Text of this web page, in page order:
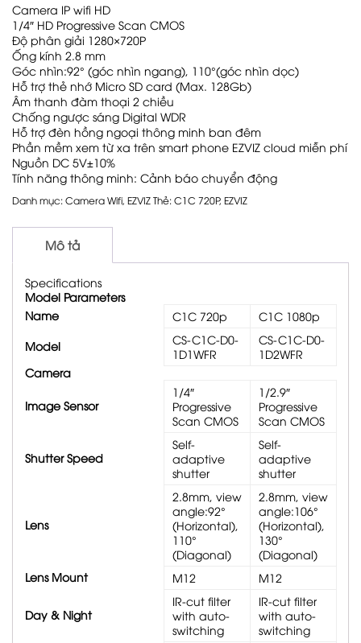
Camera IP wifi HD
1/4″ HD Progressive Scan CMOS
Độ phân giải 1280×720P
Ống kính 2.8 mm
Góc nhìn:92° (góc nhìn ngang), 110°(góc nhìn dọc)
Hỗ trợ thẻ nhớ Micro SD card (Max. 128Gb)
Âm thanh đàm thoại 2 chiều
Chống ngược sáng Digital WDR
Hỗ trợ đèn hồng ngoại thông minh ban đêm
Phần mềm xem từ xa trên smart phone EZVIZ cloud miễn phí
Nguồn DC 5V±10%
Tính năng thông minh: Cảnh báo chuyển động
Danh mục:Camera Wifi, EZVIZThẻ:C1C 720P, EZVIZ
Mô tả
Specifications
Model Parameters
Name
C1C 720p
C1C 1080p
Model
CS-C1C-D0-
1D1WFR
CS-C1C-D0-
1D2WFR
Camera
Image Sensor
1/4″
Progressive
Scan CMOS
1/2.9″
Progressive
Scan CMOS
Shutter Speed
Self-
adaptive
shutter
Self-
adaptive
shutter
Lens
2.8mm, view
angle:92°
(Horizontal),
110°
(Diagonal)
2.8mm, view
angle:106°
(Horizontal),
130°
(Diagonal)
Lens Mount
M12 M12
Day & Night
IR-cut filter
with auto-
switching
IR-cut filter
with auto-
switching